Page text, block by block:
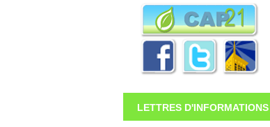
LETTRES D'INFORMATIONS